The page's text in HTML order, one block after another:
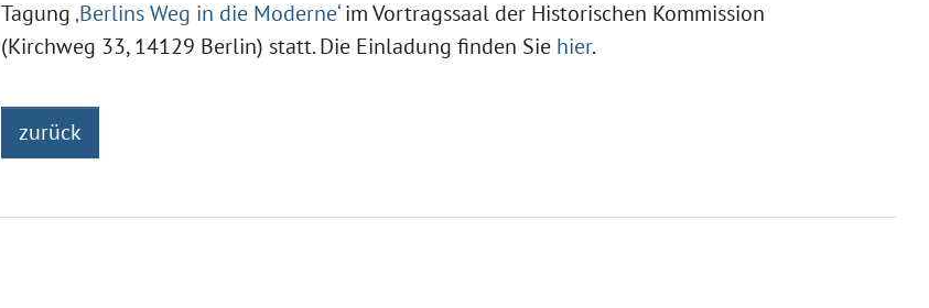
Tagung ‚Berlins Weg in die Moderne‘im Vortragssaal der Historischen Kommission
(Kirchweg 33, 14129 Berlin) statt. Die Einladung finden Sie hier.
zurück